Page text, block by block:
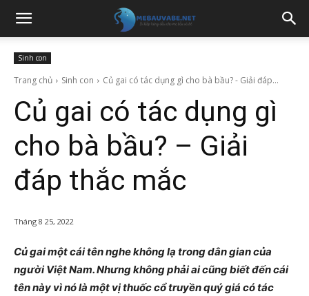
Sinh con
Trang chủ Sinh con Củ gai có tác dụng gì cho bà bầu? - Giải đáp...
Củ gai có tác dụng gì
cho bà bầu? – Giải
đáp thắc mắc
Tháng 8 25, 2022
Củ gai một cái tên nghe không lạ trong dân gian của
người Việt Nam. Nhưng không phải ai cũng biết đến cái
tên này vì nó là một vị thuốc cổ truyền quý giá có tác